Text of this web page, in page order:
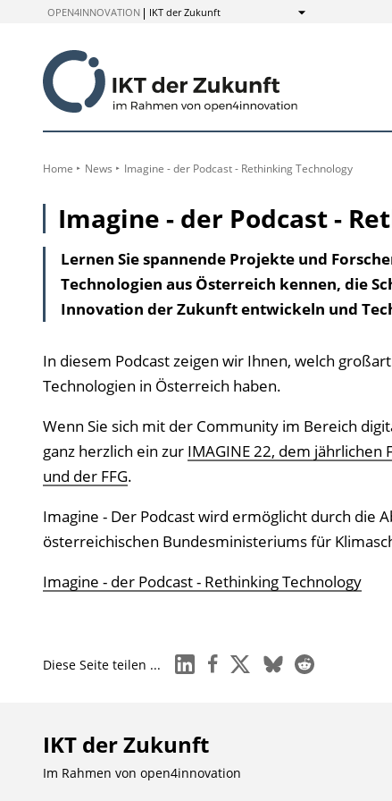
OPEN4INNOVATION IKT der Zukunft
Anzeigen
Home News Imagine - der Podcast - Rethinking Technology
Imagine - der Podcast -
Lernen Sie spannende Projekte und
Technologien aus Österreich kennen, die
Innovation der Zukunft entwickeln und
In diesem Podcast zeigen wir Ihnen, welch
Technologien in Österreich haben.
Wenn Sie sich mit der Community im Bereich
ganz herzlich ein zur IMAGINE 22, dem jährlichen
und der FFG.
Imagine - Der Podcast wird ermöglicht durch die
österreichischen Bundesministeriums für
Imagine - der Podcast - Rethinking Technology
Diese Seite teilen ... linkedinfacebook
x blueskyreddit
IKT der Zukunft
Im Rahmen von open4innovation